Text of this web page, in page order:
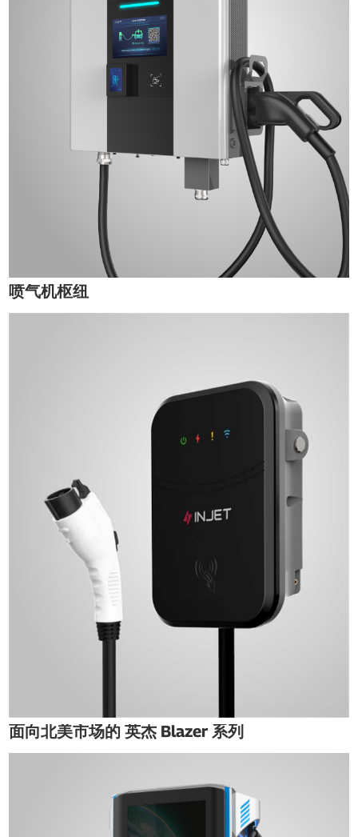
喷气机枢纽
面向北美市场的 英杰 Blazer 系列